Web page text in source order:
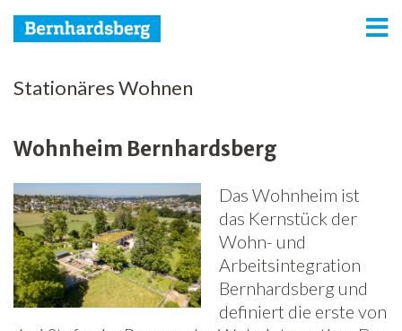
Bernhardsberg
Wohnintegration
Arbeitsintegration
Netzwerk
Spenden
Stationäres Wohnen
Wohnheim Bernhardsberg
Das Wohnheim ist
das Kernstück der
Wohn- und
Arbeitsintegration
Bernhardsberg und
definiert die erste von